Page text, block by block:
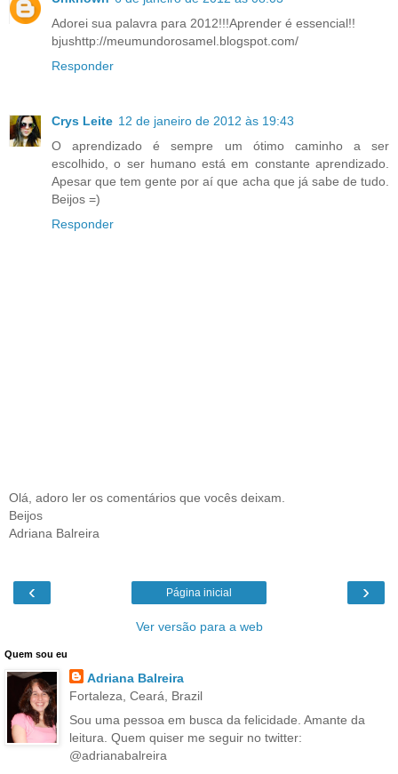
Adorei sua palavra para 2012!!!Aprender é essencial!!
bjushttp://meumundorosamel.blogspot.com/
Responder
Crys Leite 12 de janeiro de 2012 às 19:43
O aprendizado é sempre um ótimo caminho a ser
escolhido, o ser humano está em constante aprendizado.
Apesar que tem gente por aí que acha que já sabe de tudo.
Beijos =)
Responder
Olá, adoro ler os comentários que vocês deixam.
Beijos
Adriana Balreira
‹ ›
Página inicial
Ver versão para a web
Quem sou eu
Adriana Balreira
Fortaleza, Ceará, Brazil
Sou uma pessoa em busca da felicidade. Amante da
leitura. Quem quiser me seguir no twitter:
@adrianabalreira